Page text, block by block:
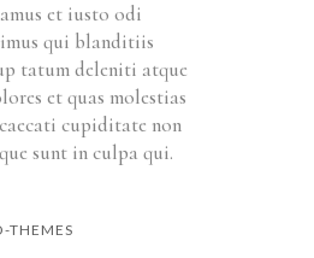
et iusto odi
qui blanditiis
tatum deleniti atque
et quas molestias
cupiditate non
sunt in culpa qui.
THEMES